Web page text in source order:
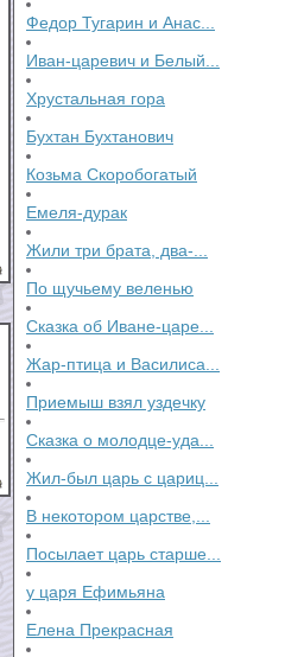
Федор Тугарин и Анас...
Иван-царевич и Белый...
Хрустальная гора
Бухтан Бухтанович
Козьма Скоробогатый
Емеля-дурак
Жили три брата, два-...
По щучьему веленью
Сказка об Иване-царе...
Жар-птица и Василиса...
Приемыш взял уздечку
Сказка о молодце-уда...
Жил-был царь с цариц...
В некотором царстве,...
Посылает царь старше...
у царя Ефимьяна
Елена Прекрасная